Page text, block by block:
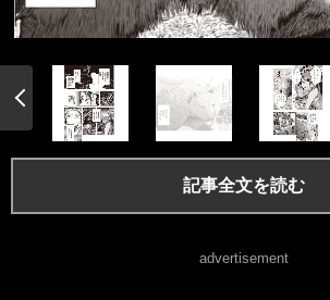
記事全文を読む
advertisement